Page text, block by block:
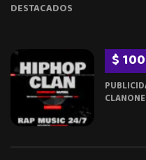
DESTACADOS
$